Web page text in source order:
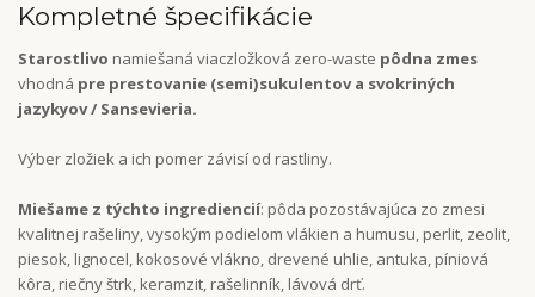
Kompletné špecifikácie
Starostlivo namiešaná viaczložková zero-waste pôdna zmes
vhodná pre prestovanie (semi)sukulentov a svokriných
jazykyov / Sansevieria.
Výber zložiek a ich pomer závisí od rastliny.
Miešame z týchto ingrediencií: pôda pozostávajúca zo zmesi
kvalitnej rašeliny, vysokým podielom vlákien a humusu, perlit, zeolit,
piesok, lignocel, kokosové vlákno, drevené uhlie, antuka, píniová
kôra, riečny štrk, keramzit, rašelinník, lávová drť.